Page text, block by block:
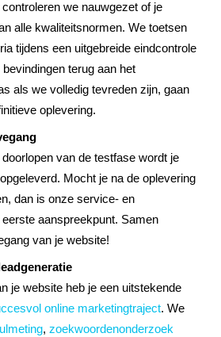
we nauwgezet of je
alle kwaliteitsnormen. We toetsen
tijdens een uitgebreide eindcontrole
terug aan het
als we volledig tevreden zijn, gaan
oplevering.
van de testfase wordt je
Mocht je na de oplevering
dan is onze service- en
aanspreekpunt. Samen
van je website!
je website heb je een uitstekende
online marketingtraject. We
, zoekwoordenonderzoek